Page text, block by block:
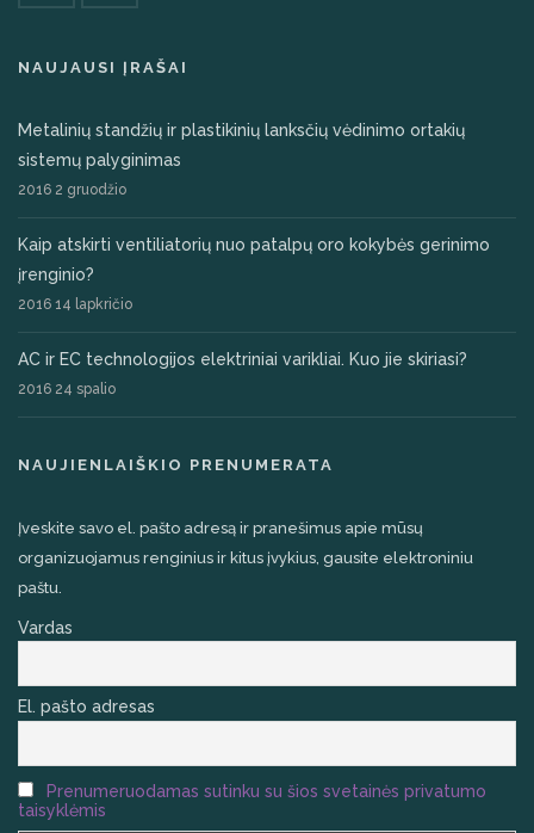
NAUJAUSI ĮRAŠAI
Metalinių standžių ir plastikinių lanksčių vėdinimo ortakių
sistemų palyginimas
2016 2 gruodžio
Kaip atskirti ventiliatorių nuo patalpų oro kokybės gerinimo
įrenginio?
2016 14 lapkričio
AC ir EC technologijos elektriniai varikliai. Kuo jie skiriasi?
2016 24 spalio
NAUJIENLAIŠKIO PRENUMERATA
Įveskite savo el. pašto adresą ir pranešimus apie mūsų
organizuojamus renginius ir kitus įvykius, gausite elektroniniu
paštu.
Vardas
El. pašto adresas
Prenumeruodamas sutinku su šios svetainės privatumo
taisyklėmis